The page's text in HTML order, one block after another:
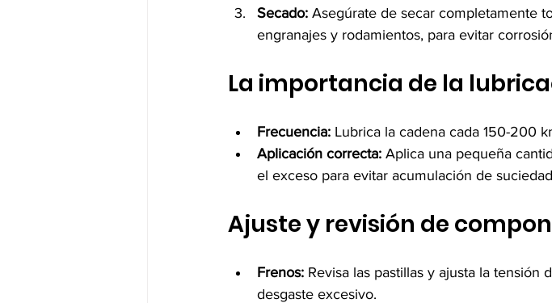
Secado: Asegúrate de secar completamente
engranajes y rodamientos, para evitar
La importancia de la
Frecuencia: Lubrica la cadena cada 150-200
Aplicación correcta: Aplica una pequeña
el exceso para evitar acumulación de
Ajuste y revisión de
Frenos: Revisa las pastillas y ajusta la tensión
desgaste excesivo.